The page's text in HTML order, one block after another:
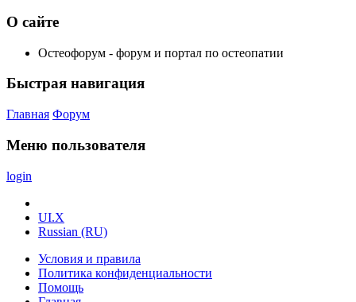
О сайте
Остеофорум - форум и портал по остеопатии
Быстрая навигация
Главная Форум
Меню пользователя
login
UI.X
Russian (RU)
Условия и правила
Политика конфиденциальности
Помощь